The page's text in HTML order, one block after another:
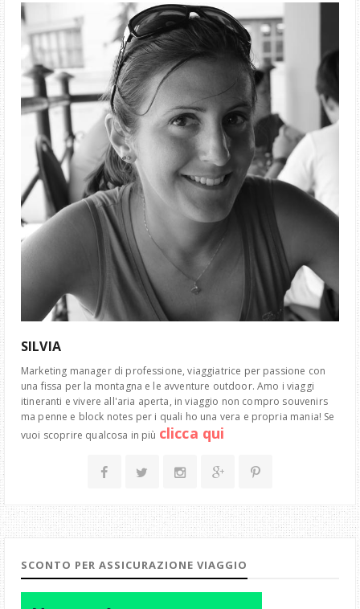
SILVIA
Marketing manager di professione, viaggiatrice per passione con
una fissa per la montagna e le avventure outdoor. Amo i viaggi
itineranti e vivere all'aria aperta, in viaggio non compro souvenirs
ma penne e block notes per i quali ho una vera e propria mania! Se
vuoi scoprire qualcosa in più clicca qui
SCONTO PER ASSICURAZIONE VIAGGIO